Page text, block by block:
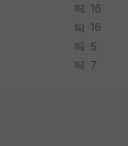
16
16
5
7